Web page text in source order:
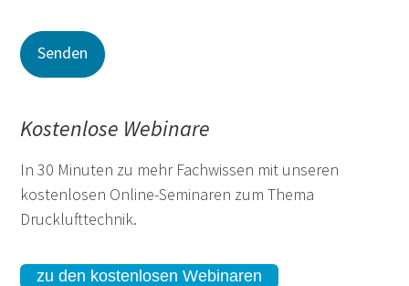
Kostenlose Webinare
In 30 Minuten zu mehr Fachwissen mit unseren
kostenlosen Online-Seminaren zum Thema
Drucklufttechnik.
zu den kostenlosen Webinaren